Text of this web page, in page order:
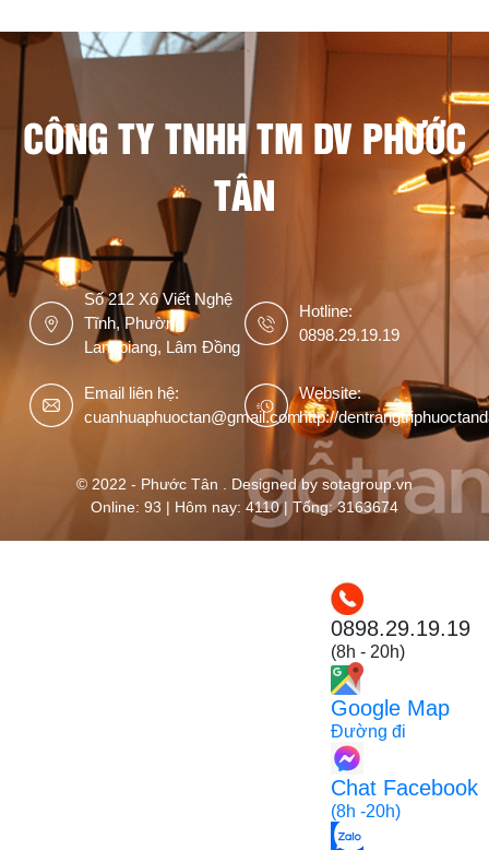
CÔNG TY TNHH TM DV PHƯỚC
TÂN
Số 212 Xô Viết Nghệ
Tĩnh, Phường
Langbiang, Lâm Đồng
Hotline:
0898.29.19.19
Email liên hệ:
cuanhuaphuoctan@gmail.com
Website:
http://
© 2022 - Phước Tân . Designed by sotagroup.vn
Online: 93 | Hôm nay: 4110 | Tổng: 3163674
0898.29.19.19
(8h - 20h)
Google Map
Đường đi
Chat Facebook
(8h -20h)